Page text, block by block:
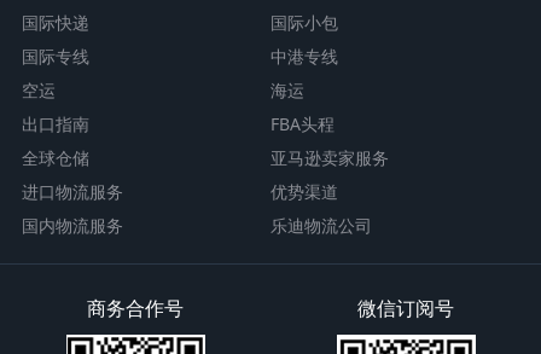
国际快递
国际小包
国际专线
中港专线
空运
海运
出口指南
FBA头程
全球仓储
亚马逊卖家服务
进口物流服务
优势渠道
国内物流服务
乐迪物流公司
商务合作号 微信订阅号